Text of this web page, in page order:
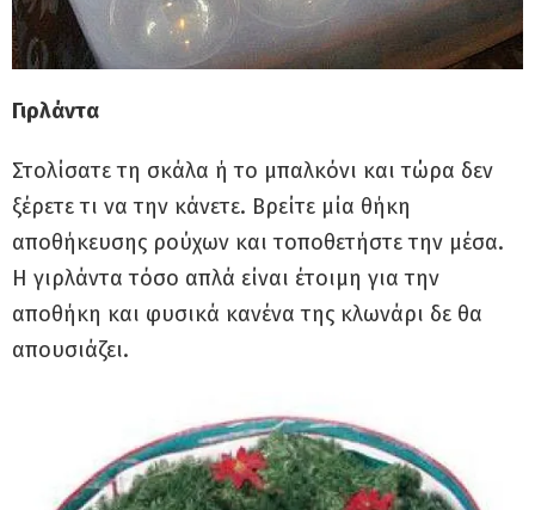
Γιρλάντα
Στολίσατε τη σκάλα ή το μπαλκόνι και τώρα δεν
ξέρετε τι να την κάνετε. Βρείτε μία θήκη
αποθήκευσης ρούχων και τοποθετήστε την μέσα.
Η γιρλάντα τόσο απλά είναι έτοιμη για την
αποθήκη και φυσικά κανένα της κλωνάρι δε θα
απουσιάζει.